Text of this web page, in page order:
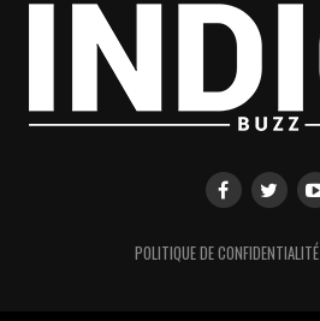
POLITIQUE DE CONFIDENTIALITÉ